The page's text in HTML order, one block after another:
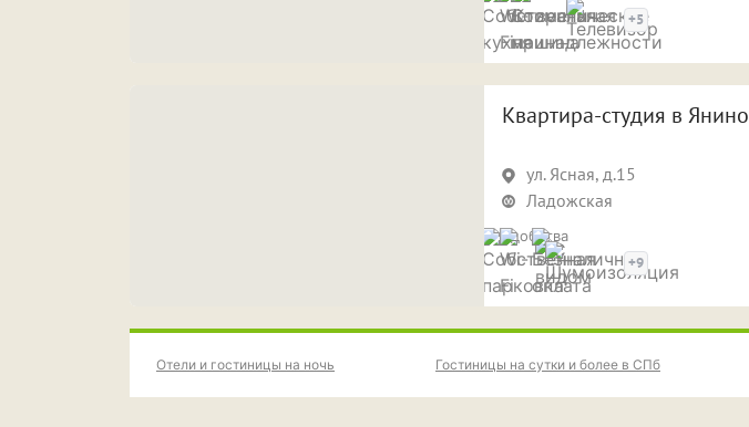
+5
Квартира-студия в Янино
ул. Ясная, д.15
Ладожская
Удобства
+9
Отели и гостиницы на ночь Гостиницы на сутки и более в СПб